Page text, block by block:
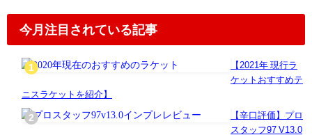
今月注目されている記事
【2021年 現行ラ
ケットおすすめテ
ニスラケットを紹介】
【辛口評価】プロ
スタッフ97 V13.0